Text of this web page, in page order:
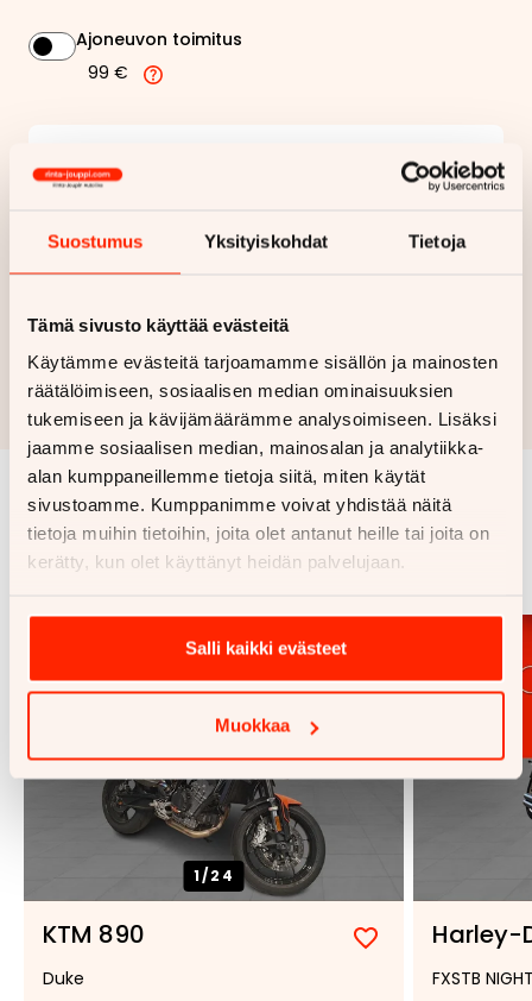
Suostumus Yksityiskohdat Tietoja
Tämä sivusto käyttää evästeitä
Käytämme evästeitä tarjoamamme sisällön ja mainosten
räätälöimiseen, sosiaalisen median ominaisuuksien
tukemiseen ja kävijämäärämme analysoimiseen. Lisäksi
jaamme sosiaalisen median, mainosalan ja analytiikka-
alan kumppaneillemme tietoja siitä, miten käytät
sivustoamme. Kumppanimme voivat yhdistää näitä
tietoja muihin tietoihin, joita olet antanut heille tai joita on
kerätty, kun olet käyttänyt heidän palvelujaan.
Salli kaikki evästeet
Muokkaa
Ajoneuvon toimitus
99 €
Kuukausierä 167,54 €
Haluan myös tarjouksen vakuutuksesta
Rahoituslaskelma on suuntaa antava ja edellyttää hyväksytyn
luottopäätöksen ja kaskovakuutuksen.
Samankaltaisia ajoneuvoja
Katso kaikki
1/24
KTM 890
Lisää
suosikiksi
Poista
suosikeista
Duke
Harley-
FXSTB